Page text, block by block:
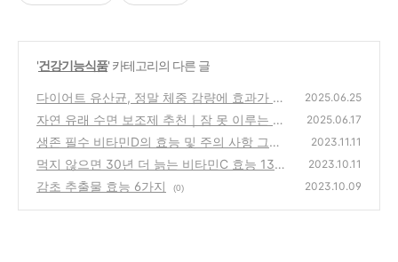
'건강기능식품' 카테고리의 다른 글
다이어트 유산균, 정말 체중 감량에 효과가 있
을까?
(8)
2025.06.25
자연 유래 수면 보조제 추천｜잠 못 이루는 당
신을 위한 자연의 솔루션
(0)
2025.06.17
생존 필수 비타민D의 효능 및 주의 사항 그리
고 하루 섭취량
(0)
2023.11.11
먹지 않으면 30년 더 늙는 비타민C 효능 13가
지, 섭취 시 주의 사항 7가지
2023.10.11
감초 추출물 효능 6가지 (0) 2023.10.09